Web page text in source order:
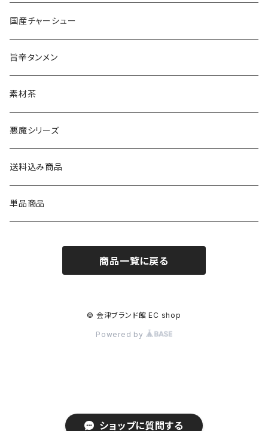
ショップに質問する
国産チャーシュー
旨辛タンメン
素材茶
悪魔シリーズ
送料込み商品
単品商品
商品一覧に戻る
© 会津ブランド館 EC shop
Powered by